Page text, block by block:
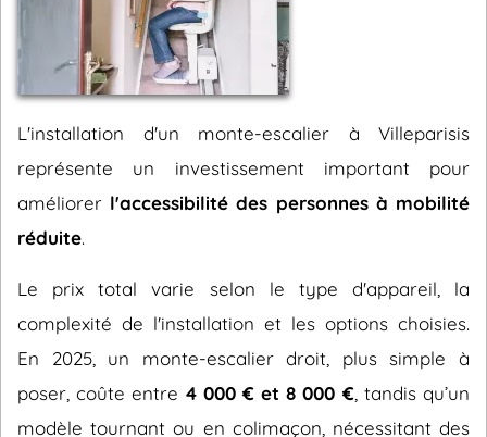
L'installation d'un monte-escalier à Villeparisis
représente un investissement important pour
améliorer l'accessibilité des personnes à mobilité
réduite.
Le prix total varie selon le type d'appareil, la
complexité de l'installation et les options choisies.
En 2025, un monte-escalier droit, plus simple à
poser, coûte entre 4 000 € et 8 000 € , tandis qu’un
modèle tournant ou en colimaçon, nécessitant des